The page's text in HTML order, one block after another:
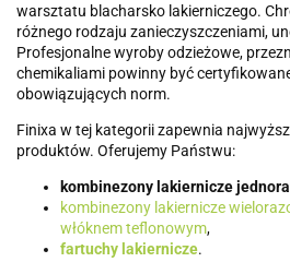
warsztatu blacharsko lakierniczego.
różnego rodzaju zanieczyszczeniami,
Profesjonalne wyroby odzieżowe,
chemikaliami powinny być
obowiązujących norm.
Finixa w tej kategorii zapewnia
produktów. Oferujemy Państwu:
kombinezony lakiernicze
kombinezony lakiernicze
włóknem teflonowym,
fartuchy lakiernicze.